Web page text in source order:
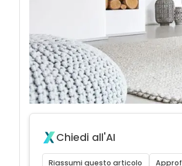
Chiedi all'AI
Riassumi questo articolo